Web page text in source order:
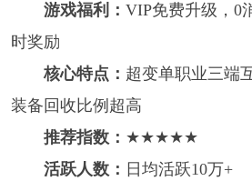
游戏福利： VIP免费升级，0
时奖励
核心特点： 超变单职业三端
装备回收比例超高
推荐指数： ★★★★★
活跃人数： 日均活跃10万+